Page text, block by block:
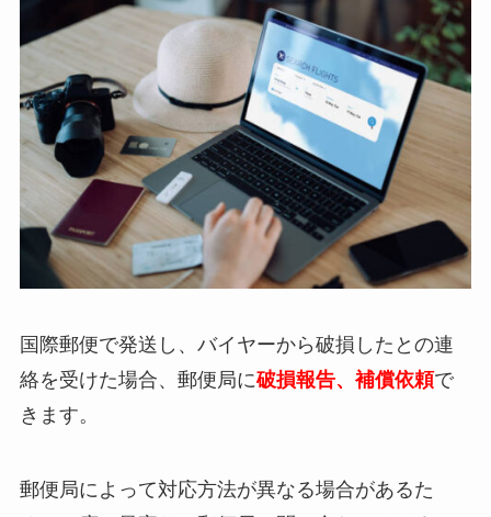
国際郵便で発送し、バイヤーから破損したとの連
絡を受けた場合、郵便局に破損報告、補償依頼で
きます。
郵便局によって対応方法が異なる場合があるた